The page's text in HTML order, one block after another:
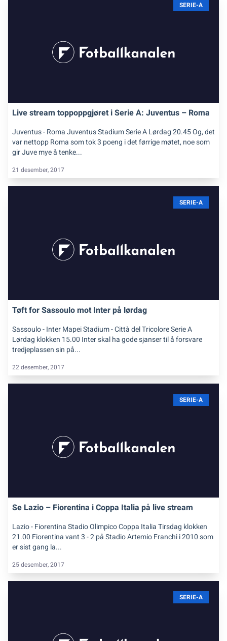
SERIE-A
Live stream toppoppgjøret i Serie A: Juventus – Roma
Juventus - Roma Juventus Stadium Serie A Lørdag 20.45 Og, det
var nettopp Roma som tok 3 poeng i det førrige møtet, noe som
gir Juve mye å tenke...
21 desember, 2017
SERIE-A
Tøft for Sassoulo mot Inter på lørdag
Sassoulo - Inter Mapei Stadium - Città del Tricolore Serie A
Lørdag klokken 15.00 Inter skal ha gode sjanser til å forsvare
tredjeplassen sin på...
22 desember, 2017
SERIE-A
Se Lazio – Fiorentina i Coppa Italia på live stream
Lazio - Fiorentina Stadio Olimpico Coppa Italia Tirsdag klokken
21.00 Fiorentina vant 3 - 2 på Stadio Artemio Franchi i 2010 som
er sist gang la...
25 desember, 2017
SERIE-A